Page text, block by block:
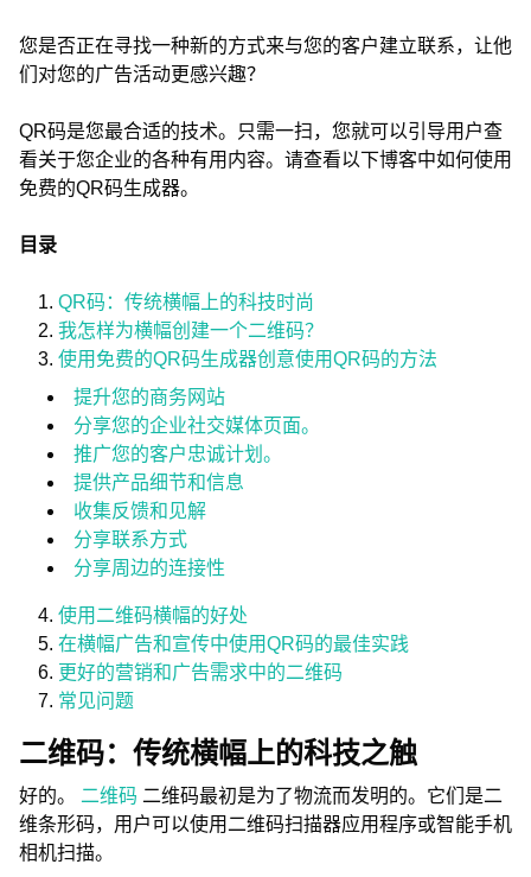
您是否正在寻找一种新的方式来与您的客户建立联系，让他
们对您的广告活动更感兴趣？
QR码是您最合适的技术。只需一扫，您就可以引导用户查
看关于您企业的各种有用内容。请查看以下博客中如何使用
免费的QR码生成器。
目录
QR码：传统横幅上的科技时尚
我怎样为横幅创建一个二维码？
使用免费的QR码生成器创意使用QR码的方法
提升您的商务网站
分享您的企业社交媒体页面。
推广您的客户忠诚计划。
提供产品细节和信息
收集反馈和见解
分享联系方式
分享周边的连接性
使用二维码横幅的好处
在横幅广告和宣传中使用QR码的最佳实践
更好的营销和广告需求中的二维码
常见问题
二维码：传统横幅上的科技之触
好的。 二维码 二维码最初是为了物流而发明的。它们是二
维条形码，用户可以使用二维码扫描器应用程序或智能手机
相机扫描。